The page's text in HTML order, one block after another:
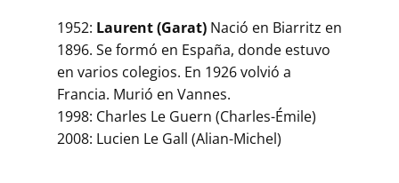
1952: Laurent (Garat) Nació en Biarritz en
1896. Se formó en España, donde estuvo
en varios colegios. En 1926 volvió a
Francia. Murió en Vannes.
1998: Charles Le Guern (Charles-Émile)
2008: Lucien Le Gall (Alian-Michel)